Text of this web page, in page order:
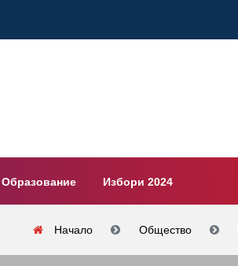
Образование Избори 2024
Начало Общество